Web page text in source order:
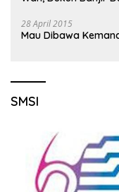
28 April 2015
Mau Dibawa
SMSI